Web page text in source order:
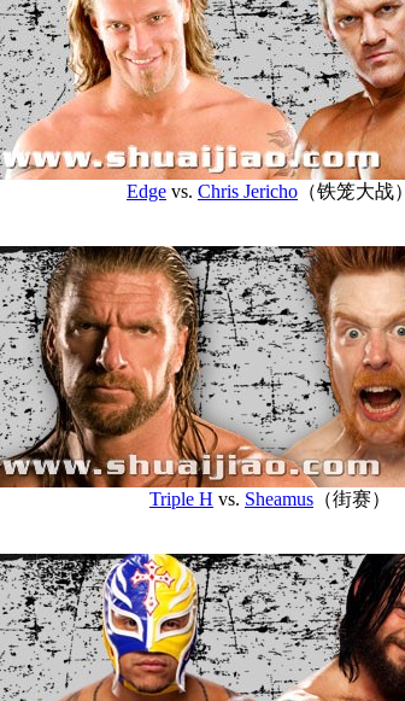
Edge vs. Chris Jericho （铁笼大战）
Triple H vs. Sheamus （街赛）